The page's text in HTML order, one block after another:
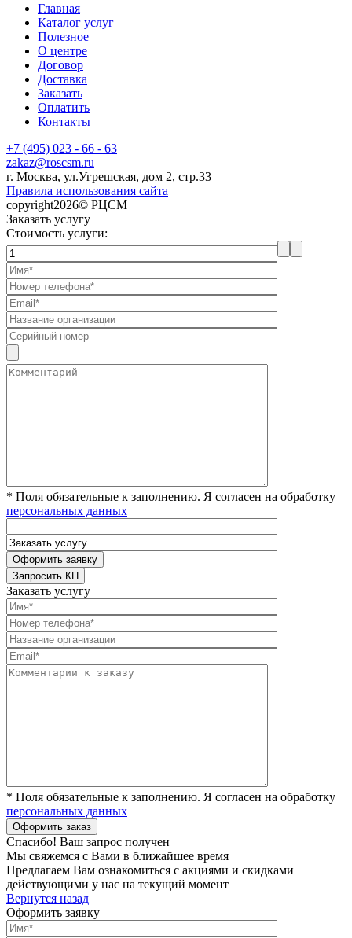
Главная
Каталог услуг
Полезное
О центре
Договор
Доставка
Заказать
Оплатить
Контакты
+7 (495) 023 - 66 - 63
zakaz@roscsm.ru
г. Москва, ул.Угрешская, дом 2, стр.33
Правила использования сайта
copyright2026© РЦСМ
Заказать услугу
Стоимость услуги:
* Поля обязательные к заполнению. Я согласен на обработку
персональных данных
Заказать услугу
* Поля обязательные к заполнению. Я согласен на обработку
персональных данных
Спасибо! Ваш запрос получен
Мы свяжемся с Вами в ближайшее время
Предлагаем Вам ознакомиться с акциями и скидками
действующими у нас на текущий момент
Вернутся назад
Оформить заявку